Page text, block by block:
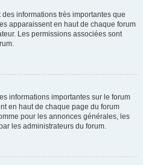
informations très importantes que
apparaissent en haut de chaque forum
Les permissions associées sont
informations importantes sur le forum
en haut de chaque page du forum
pour les annonces générales, les
les administrateurs du forum.